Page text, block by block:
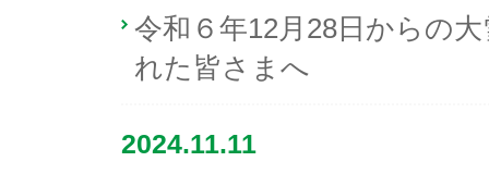
令和６年12月28日からの
れた皆さまへ
2024.11.11